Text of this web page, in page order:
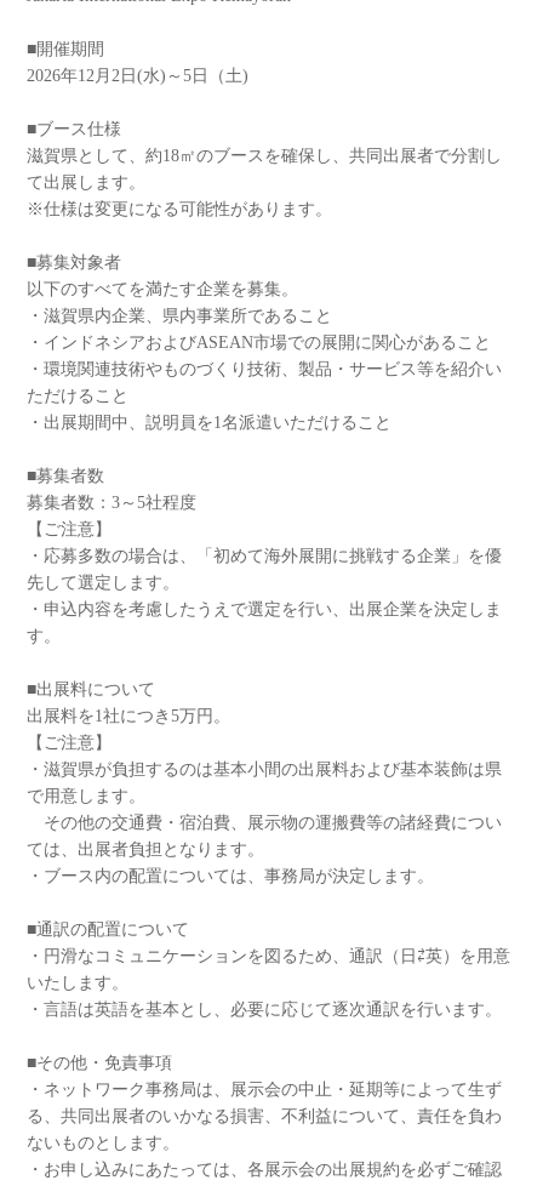
■開催期間
2026年12月2日(水)～5日（土)
■ブース仕様
滋賀県として、約18㎡のブースを確保し、共同出展者で分割し
て出展します。
※仕様は変更になる可能性があります。
■募集対象者
以下のすべてを満たす企業を募集。
・滋賀県内企業、県内事業所であること
・インドネシアおよびASEAN市場での展開に関心があること
・環境関連技術やものづくり技術、製品・サービス等を紹介い
ただけること
・出展期間中、説明員を1名派遣いただけること
■募集者数
募集者数：3～5社程度
【ご注意】
・応募多数の場合は、「初めて海外展開に挑戦する企業」を優
先して選定します。
・申込内容を考慮したうえで選定を行い、出展企業を決定しま
す。
■出展料について
出展料を1社につき5万円。
【ご注意】
・滋賀県が負担するのは基本小間の出展料および基本装飾は県
で用意します。
その他の交通費・宿泊費、展示物の運搬費等の諸経費につい
ては、出展者負担となります。
・ブース内の配置については、事務局が決定します。
■通訳の配置について
・円滑なコミュニケーションを図るため、通訳（日⇄英）を用意
いたします。
・言語は英語を基本とし、必要に応じて逐次通訳を行います。
■その他・免責事項
・ネットワーク事務局は、展示会の中止・延期等によって生ず
る、共同出展者のいかなる損害、不利益について、責任を負わ
ないものとします。
・お申し込みにあたっては、各展示会の出展規約を必ずご確認